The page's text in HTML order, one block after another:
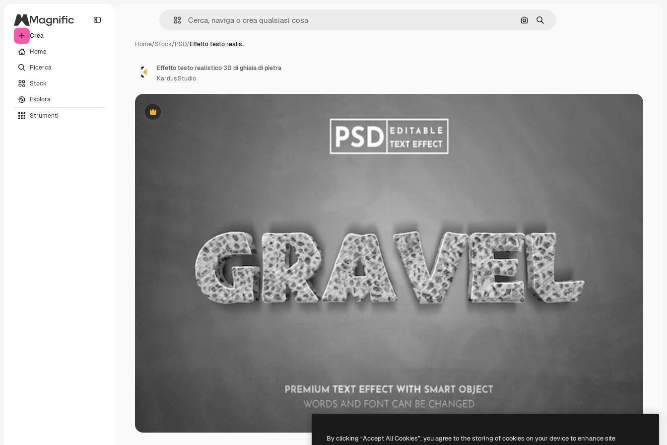
Crea
Home
Ricerca
Stock
Esplora
Strumenti
Cerca per immagine
Ricerca
Home/Stock/PSD/Effetto testo realis…
Premium
Effetto testo realistico 3D di ghiaia di pietra
Kardus.Studio
By clicking “Accept All Cookies”, you agree to the storing of cookies on your device to enhance site